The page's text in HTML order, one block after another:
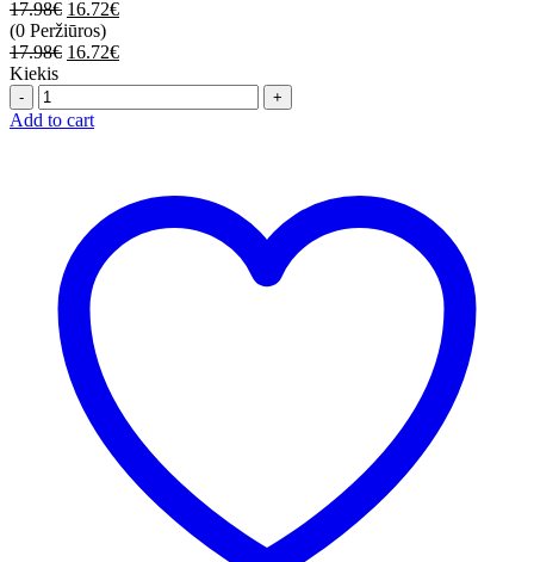
17.98€ 16.72€
(0 Peržiūros)
17.98€ 16.72€
Kiekis
Quantity
Add to cart